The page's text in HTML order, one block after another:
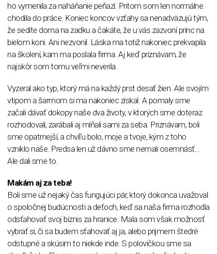
ho vymenila za naháňanie peňazí. Pritom som len normálne
chodila do práce. Koniec koncov vzťahy sa nenadväzujú tým,
že sedíte doma na zadku a čakáte, že u vás zazvoní princ na
bielom koni. Ani nezvonil. Láska ma totiž nakoniec prekvapila
na školení, kam ma poslala firma. Aj keď priznávam, že
najskôr som tomu veľmi neverila.
Vyzeral ako typ, ktorý má na každý prst desať žien. Ale svojím
vtipom a šarmom si ma nakoniec získal. A pomaly sme
začali dávať dokopy naše dva životy, v ktorých sme doteraz
rozhodovali, zarábali aj míňali sami za seba. Priznávam, boli
sme opatrnejší, a chvíľu bolo, moje a tvoje, kým z toho
vzniklo naše. Predsa len už dávno sme nemali osemnásť...
Ale dali sme to.
Makám aj za teba!
Boli sme už nejaký čas fungujúci pár, ktorý dokonca uvažoval
o spoločnej budúcnosti a deťoch, keď sa naša firma rozhodla
odsťahovať svoj biznis za hranice. Mala som však možnosť
vybrať si, či sa budem sťahovať aj ja, alebo prijmem štedré
odstupné a skúsim to niekde inde. S polovičkou sme sa